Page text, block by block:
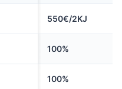
550€/2KJ
100%
100%